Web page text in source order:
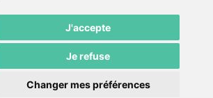
J'accepte
Je refuse
Changer mes préférences
email